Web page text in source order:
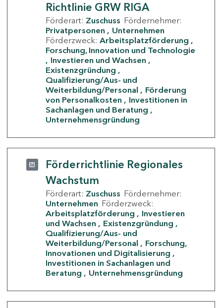
Richtlinie GRW RIGA
Förderart: Zuschuss Fördernehmer:
Privatpersonen
Unternehmen
Förderzweck: Arbeitsplatzförderung
Forschung, Innovation und Technologie
Investieren und Wachsen
Existenzgründung
Qualifizierung/Aus- und
Weiterbildung/Personal
Förderung
von Personalkosten
Investitionen in
Sachanlagen und Beratung
Unternehmensgründung
Förderrichtlinie Regionales
Wachstum
Förderart: Zuschuss Fördernehmer:
Unternehmen Förderzweck:
Arbeitsplatzförderung
Investieren
und Wachsen
Existenzgründung
Qualifizierung/Aus- und
Weiterbildung/Personal
Forschung,
Innovationen und Digitalisierung
Investitionen in Sachanlagen und
Beratung
Unternehmensgründung